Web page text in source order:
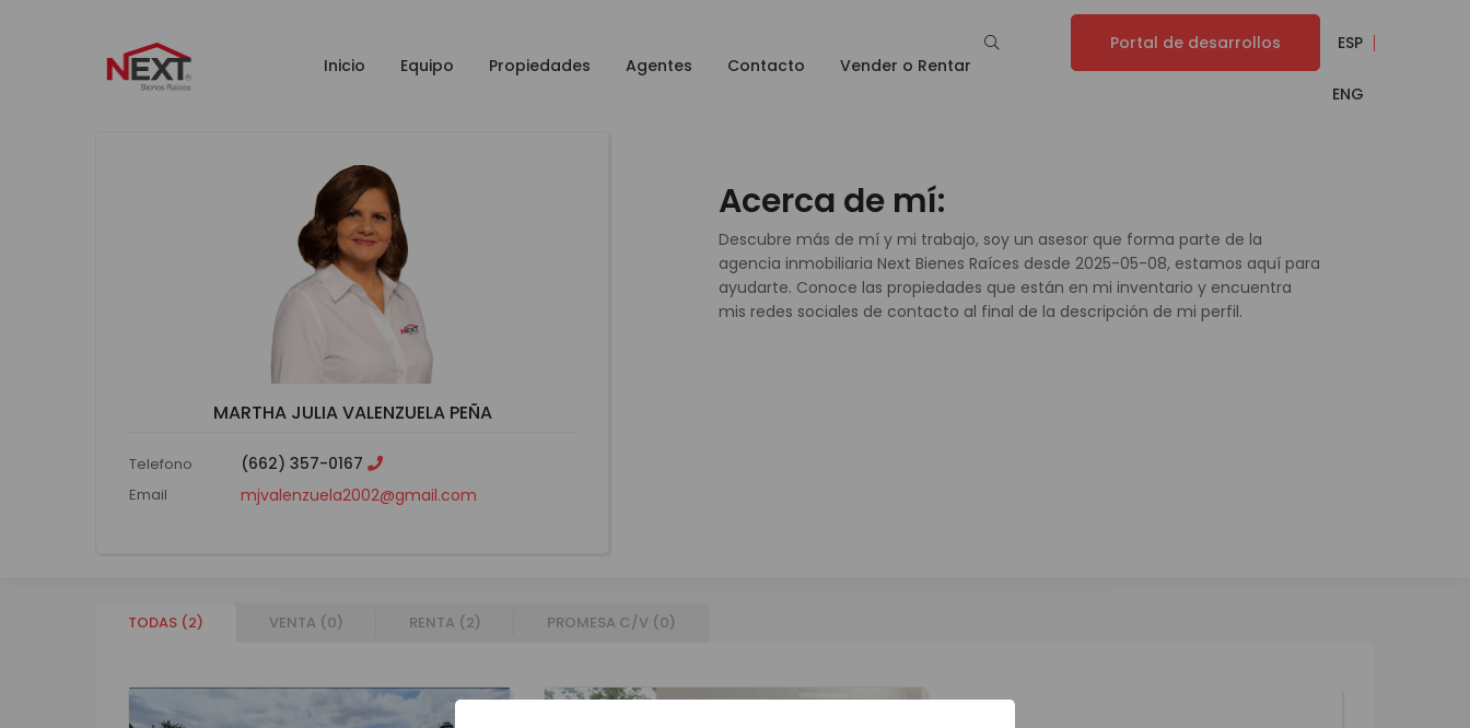
Inicio Equipo Propiedades Agentes Contacto Vender o Rentar
Portal de desarrollos ESP
ENG
MARTHA JULIA VALENZUELA PEÑA
Telefono (662) 357-0167
Email mjvalenzuela2002@gmail.com
Acerca de mí:
Descubre más de mí y mi trabajo, soy un asesor que forma parte de la
agencia inmobiliaria Next Bienes Raíces desde 2025-05-08, estamos aquí para
ayudarte. Conoce las propiedades que están en mi inventario y encuentra
mis redes sociales de contacto al final de la descripción de mi perfil.
TODAS (2) VENTA (0) RENTA (2) PROMESA C/V (0)